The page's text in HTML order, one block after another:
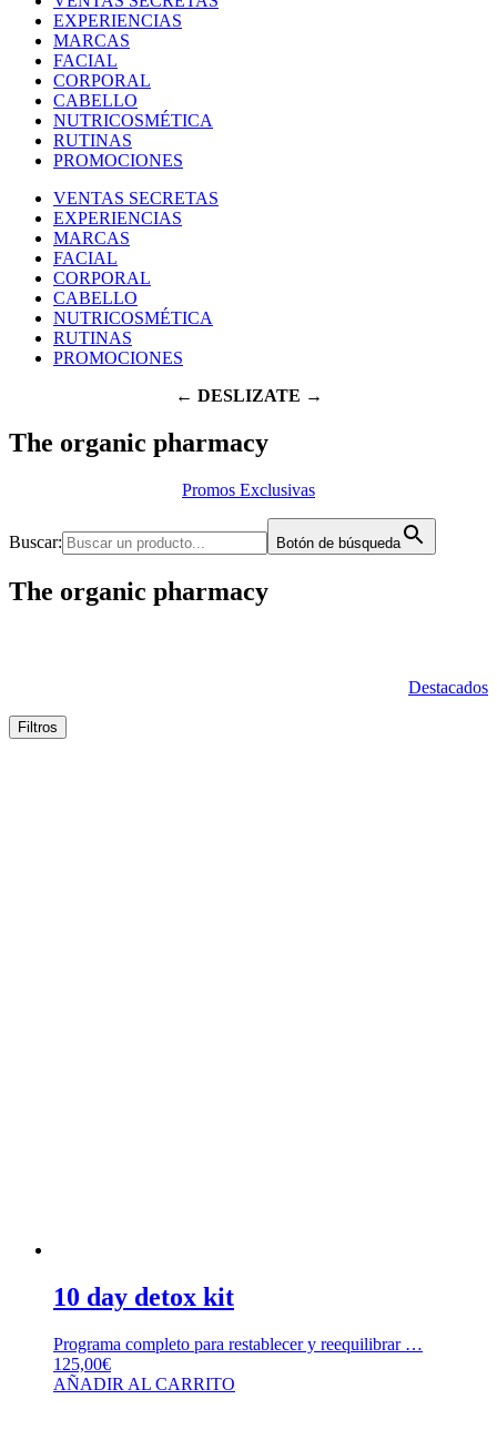
EXPERIENCIAS
MARCAS
FACIAL
CORPORAL
CABELLO
NUTRICOSMÉTICA
RUTINAS
PROMOCIONES
VENTAS SECRETAS
EXPERIENCIAS
MARCAS
FACIAL
CORPORAL
CABELLO
NUTRICOSMÉTICA
RUTINAS
PROMOCIONES
← DESLIZATE →
The organic pharmacy
Promos Exclusivas
Buscar: Botón de búsqueda
The organic pharmacy
Destacados
Filtros
10 day detox kit
Programa completo para restablecer y reequilibrar …
125,00€
AÑADIR AL CARRITO